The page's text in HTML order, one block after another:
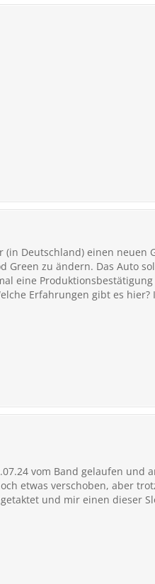
Deutschland) einen neuen
Green zu ändern. Das Auto
eine
Erfahrungen gibt es
vom Band gelaufen und
etwas verschoben, aber
und mir einen dieser